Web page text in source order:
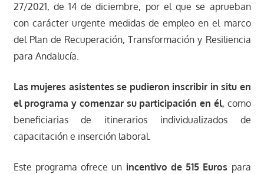
27/2021, de 14 de diciembre, por el que se aprueban
con carácter urgente medidas de empleo en el marco
del Plan de Recuperación, Transformación y Resiliencia
para Andalucía.
Las mujeres asistentes se pudieron inscribir in situ en
el programa y comenzar su participación en él, como
beneficiarias de itinerarios individualizados de
capacitación e inserción laboral.
Este programa ofrece un incentivo de 515 Euros para